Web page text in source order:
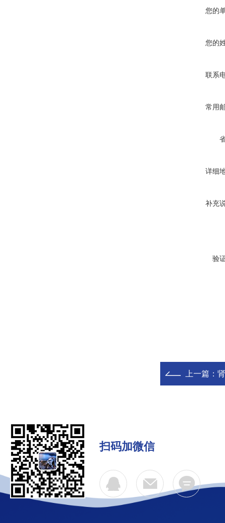
您的
您的
联系
常用
详细
补充
验
上一篇：
扫码加微信